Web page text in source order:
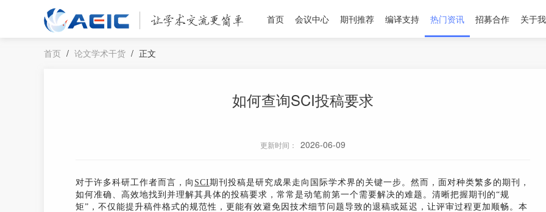
首页 会议中心 期刊推荐 编译支持 热门资讯 招募合作 关于
首页 / 论文学术干货 / 正文
如何查询SCI投稿要求
更新时间： 2026-06-09
对于许多科研工作者而言，向 SCI期刊投稿是研究成果走向国际学术界的关键一步。然而，面对种类繁多的期刊，
如何准确、高效地找到并理解其具体的投稿要求，常常是动笔前第一个需要解决的难题。清晰把握期刊的“规
矩”，不仅能提升稿件格式的规范性，更能有效避免因技术细节问题导致的退稿或延迟，让评审过程更加顺畅。本